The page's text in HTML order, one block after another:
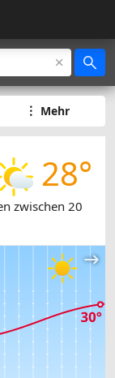
Mehr
28°
zwischen 20